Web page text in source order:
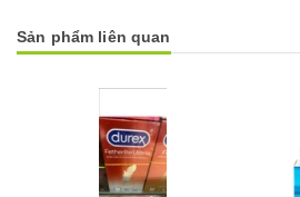
Sản phẩm liên quan